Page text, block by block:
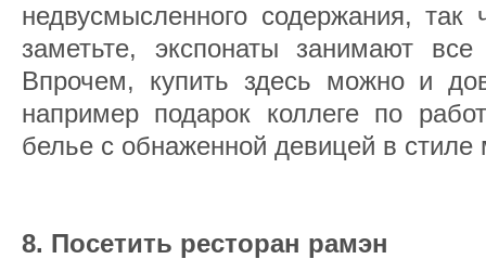
недвусмысленного содержания,
заметьте, экспонаты занимают
Впрочем, купить здесь можно и
например подарок коллеге по
белье с обнаженной девицей в стиле
8. Посетить ресторан рамэн